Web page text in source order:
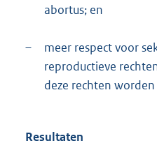
abortus; en
–
meer respect voor
reproductieve
deze rechten
Resultaten